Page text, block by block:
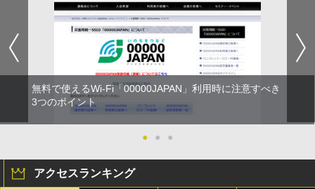
無料で使えるWi-Fi「00000JAPAN」利用時に注意すべき
3つのポイント
● ● ●
アクセスランキング